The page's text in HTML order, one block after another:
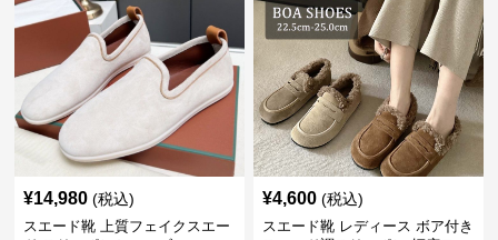
¥14,980 (税込)
スエード靴 上質フェイクスエー
¥4,600 (税込)
スエード靴 レディース ボア付き